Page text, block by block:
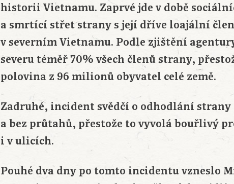
historii Vietnamu. Zaprvé jde v době
a smrtící střet strany s její dříve loajální
v severním Vietnamu. Podle zjištění
severu téměř 70% všech členů strany,
polovina z 96 milionů obyvatel celé země.
Zadruhé, incident svědčí o odhodlání
a bez průtahů, přestože to vyvolá bouřlivý
i v ulicích.
Pouhé dva dny po tomto incidentu vzneslo